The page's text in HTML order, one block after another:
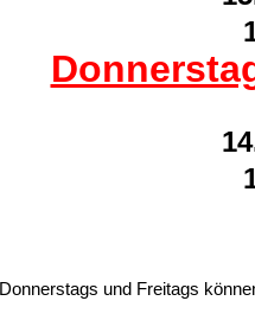
Donnerstags und Freitags